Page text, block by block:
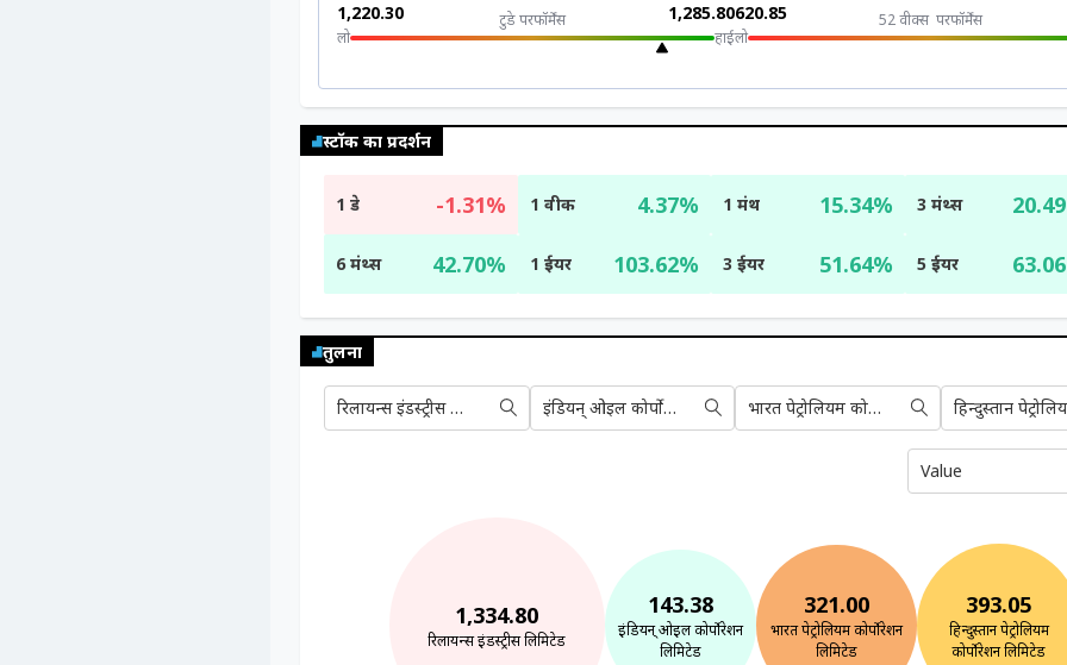
लो
₹1,220.30
टुडे परफॉर्मेंस
हाई
₹1,285.80
लो
₹620.85 52 वीक्स परफॉर्मेंस
स्टॉक का प्रदर्शन
1 डे -1.31% 1 वीक 4.37% 1 मंथ 15.34% 3 मंथ्स
6 मंथ्स 42.70% 1 ईयर 103.62% 3 ईयर 51.64% 5 ईयर
तुलना
रिलायन्स इंडस्ट्रीस लिमिटेड इंडियन् ओइल कोर्पोरेशन लिमिटेड भारत पेट्रोलियम कोर्पोरेशन लिमिटेड
Value
1,334.80
रिलायन्स इंडस्ट्रीस लिमिटेड
143.38
इंडियन् ओइल कोर्पोरेशन
लिमिटेड
321.00
भारत पेट्रोलियम कोर्पोरेशन
लिमिटेड
393.05
हिन्दुस्तान पेट्रोलियम
कोर्पोरेशन लिमिटेड